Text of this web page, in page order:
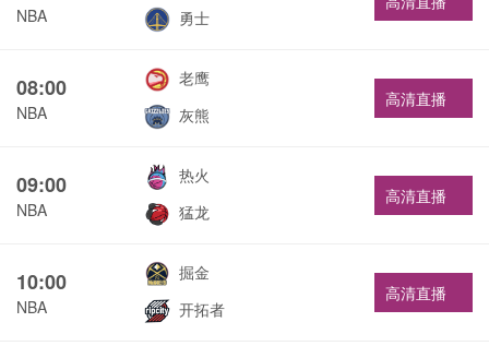
NBA
勇士
08:00
NBA
老鹰
灰熊
高清直播
09:00
NBA
热火
猛龙
高清直播
10:00
NBA
掘金
开拓者
高清直播